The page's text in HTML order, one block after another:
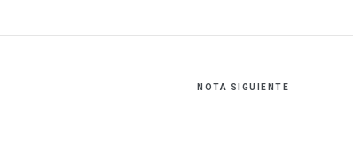
NOTA SIGUIENTE